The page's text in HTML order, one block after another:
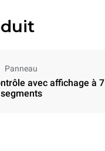
Panneau
avec affichage à 7
segments